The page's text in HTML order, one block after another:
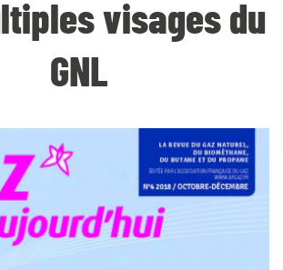
visages du
GNL